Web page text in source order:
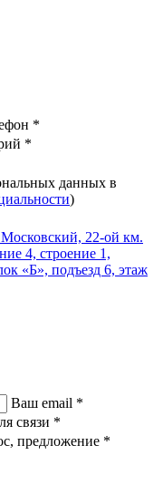
*
*
данных в
)
22-ой км.
4, строение 1,
«Б», подъезд 6, этаж
Ваш email *
связи *
предложение *